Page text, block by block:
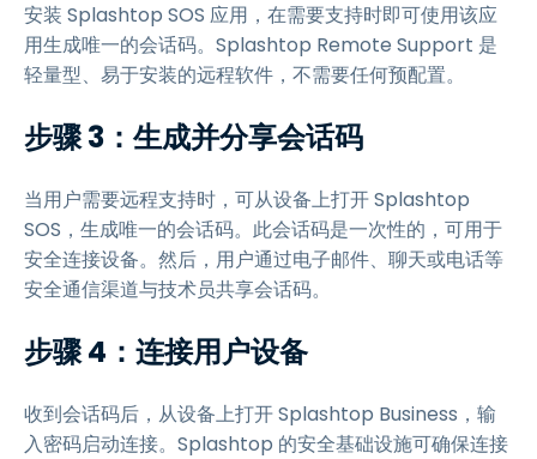
安装 Splashtop SOS 应用，在需要支持时即可使用该应
用生成唯一的会话码。Splashtop Remote Support 是
轻量型、易于安装的远程软件，不需要任何预配置。
步骤 3：生成并分享会话码
当用户需要远程支持时，可从设备上打开 Splashtop
SOS，生成唯一的会话码。此会话码是一次性的，可用于
安全连接设备。然后，用户通过电子邮件、聊天或电话等
安全通信渠道与技术员共享会话码。
步骤 4：连接用户设备
收到会话码后，从设备上打开 Splashtop Business，输
入密码启动连接。Splashtop 的安全基础设施可确保连接